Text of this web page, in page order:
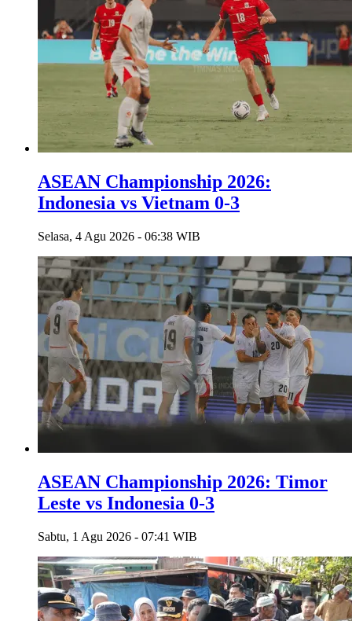
ASEAN Championship 2026:
Indonesia vs Vietnam 0-3
Selasa, 4 Agu 2026 - 06:38 WIB
ASEAN Championship 2026: Timor
Leste vs Indonesia 0-3
Sabtu, 1 Agu 2026 - 07:41 WIB